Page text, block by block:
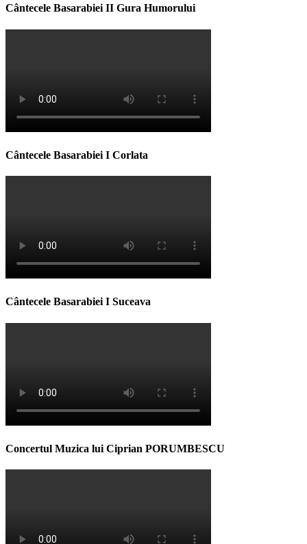
Cântecele Basarabiei II Gura Humorului
Cântecele Basarabiei I Corlata
Cântecele Basarabiei I Suceava
Concertul Muzica lui Ciprian PORUMBESCU